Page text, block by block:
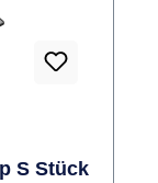
S Stück